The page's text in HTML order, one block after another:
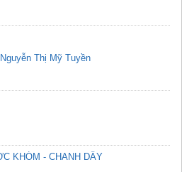
Nguyễn Thị Mỹ Tuyền
KHÓM - CHANH DÂY